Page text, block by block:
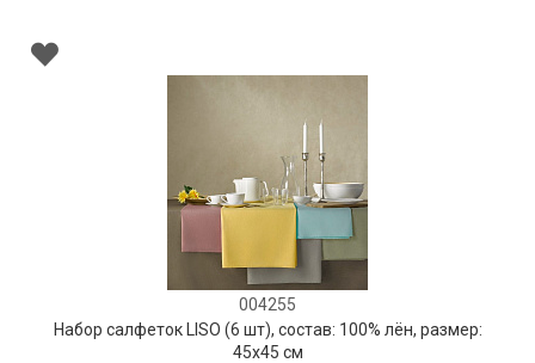
004255
Набор салфеток LISO (6 шт), состав: 100% лён, размер:
45х45 см